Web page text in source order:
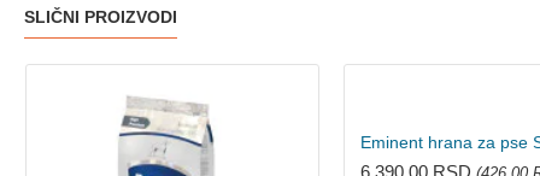
SLIČNI PROIZVODI